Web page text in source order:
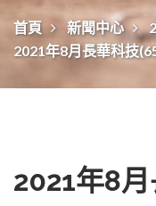
首頁 新聞中心
2021年8月長華科技
2021年8